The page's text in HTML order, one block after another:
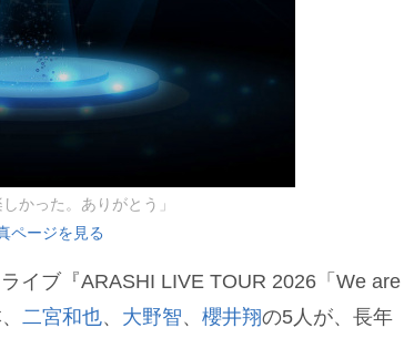
しかった。ありがとう」
ページを見る
イブ『ARASHI LIVE TOUR 2026「We are
二宮和也、 大野智、 櫻井翔の5人が、長年